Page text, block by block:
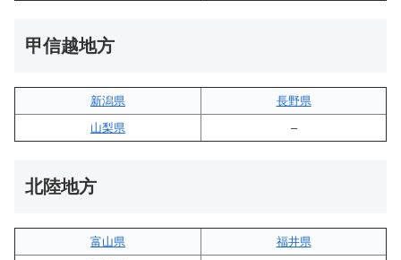
甲信越地方
新潟県
長野県
山梨県
–
北陸地方
富山県
福井県